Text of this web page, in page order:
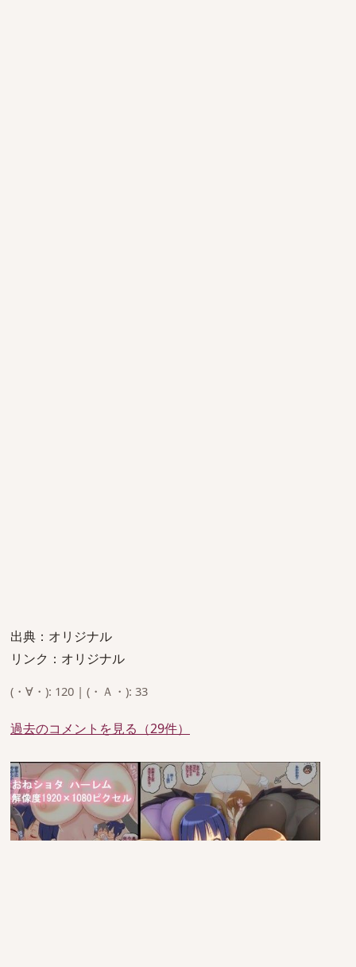
出典：オリジナル
リンク：オリジナル
(・∀・): 120 | (・Ａ・): 33
過去のコメントを見る（29件）